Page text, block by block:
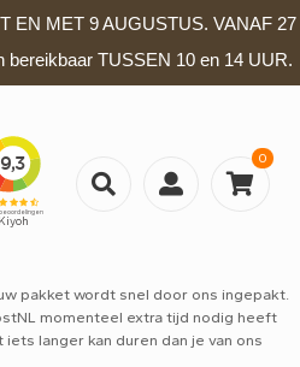
EN MET 9 AUGUSTUS. VANAF 27
TUSSEN 10 en 14 UUR.
0
pakket wordt snel door ons ingepakt.
momenteel extra tijd nodig heeft
langer kan duren dan je van ons